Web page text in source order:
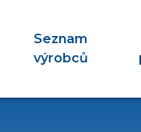
Seznam
výrobců